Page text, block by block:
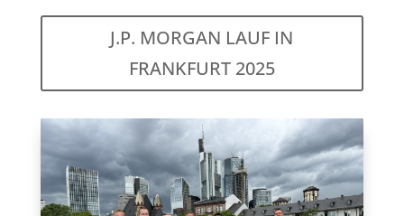
J.P. MORGAN LAUF IN
FRANKFURT 2025